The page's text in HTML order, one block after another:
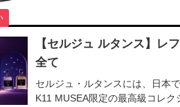
【セルジュ ルタンス】レ
全て
セルジュ・ルタンスには、日本
K11 MUSEA限定の最高級コレ